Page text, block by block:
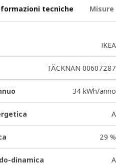
tecniche Misure
IKEA
TÄCKNAN 00607287
34 kWh/anno
A
29 %
dinamica A